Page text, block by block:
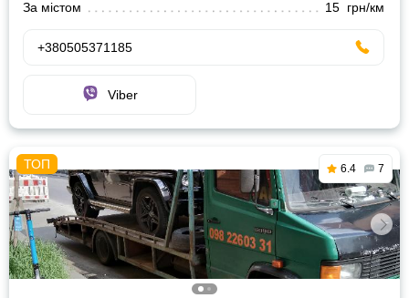
За містом
15 грн/км
+380505371185
Viber
6.4 7